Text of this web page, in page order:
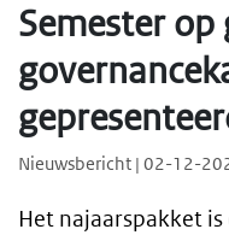
Semester
Nieuwsbericht | 02-12-
Het najaarspakket